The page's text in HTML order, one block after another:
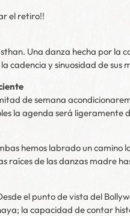
el retiro!!
Una danza hecha por
cadencia y sinuosidad de
de semana
la agenda será
hemos labrado un
raíces de las danzas madre
el punto de vista del
la capacidad de contar